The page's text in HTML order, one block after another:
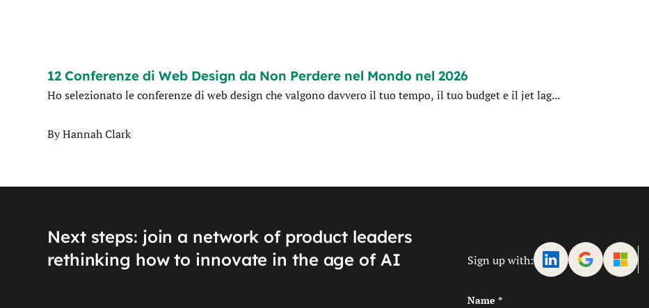
12 Conferenze di Web Design da Non Perdere nel Mondo nel 2026
Ho selezionato le conferenze di web design che valgono davvero il tuo tempo, il tuo budget e il jet lag...
ByHannah Clark
Next steps: join a network of product leaders
rethinking how to innovate in the age of AI
Sign up with:
Name *